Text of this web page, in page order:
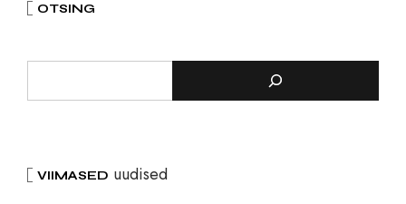
OTSING
VIIMASED uudised